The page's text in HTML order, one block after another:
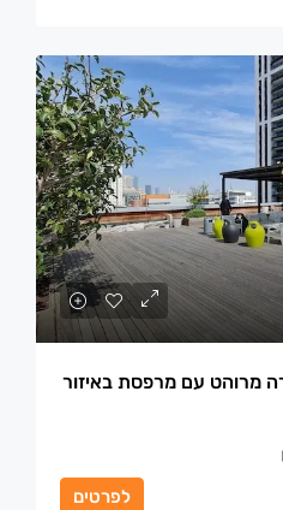
להשכרה מרוהט עם מרפסת באיזור
לפרטים